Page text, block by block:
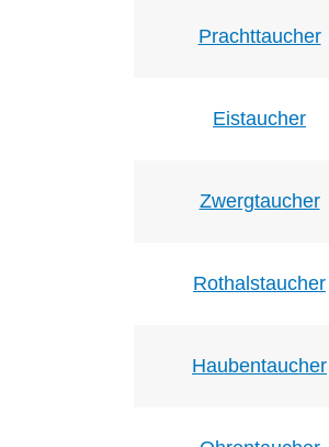
Prachttaucher
Eistaucher
Zwergtaucher
Rothalstaucher
Haubentaucher